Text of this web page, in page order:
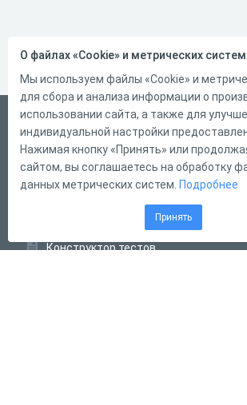
Русский
Справка
Форма обратной связи
Конструктор тестов
О файлах «Cookie» и метрических
Мы используем файлы «Cookie» и
для сбора и анализа информации о
использовании сайта, а также для
индивидуальной настройки
Нажимая кнопку «Принять» или
сайтом, вы соглашаетесь на обработку
данных метрических систем. Подробнее
Принять